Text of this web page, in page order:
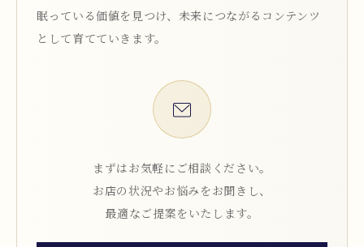
眠っている価値を見つけ、未来につながるコンテンツ
として育てていきます。
まずはお気軽にご相談ください。
お店の状況やお悩みをお聞きし、
最適なご提案をいたします。